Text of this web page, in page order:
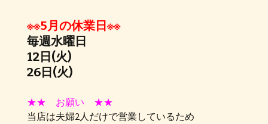
※※5月の休業日※※
毎週水曜日
12日(火)
26日(火)
★★ お願い ★★
当店は夫婦2人だけで営業しているため